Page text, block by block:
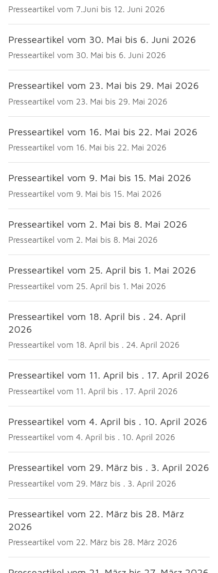
KONTAKT
DRUCKEN
LOGIN
Presseartikel vom 7.Juni bis 12. Juni 2026
Presseartikel vom 30. Mai bis 6. Juni 2026
Presseartikel vom 30. Mai bis 6. Juni 2026
Presseartikel vom 23. Mai bis 29. Mai 2026
Presseartikel vom 23. Mai bis 29. Mai 2026
Presseartikel vom 16. Mai bis 22. Mai 2026
Presseartikel vom 16. Mai bis 22. Mai 2026
Presseartikel vom 9. Mai bis 15. Mai 2026
Presseartikel vom 9. Mai bis 15. Mai 2026
Presseartikel vom 2. Mai bis 8. Mai 2026
Presseartikel vom 2. Mai bis 8. Mai 2026
Presseartikel vom 25. April bis 1. Mai 2026
Presseartikel vom 25. April bis 1. Mai 2026
Presseartikel vom 18. April bis . 24. April
2026
Presseartikel vom 18. April bis . 24. April 2026
Presseartikel vom 11. April bis . 17. April 2026
Presseartikel vom 11. April bis . 17. April 2026
Presseartikel vom 4. April bis . 10. April 2026
Presseartikel vom 4. April bis . 10. April 2026
Presseartikel vom 29. März bis . 3. April 2026
Presseartikel vom 29. März bis . 3. April 2026
Presseartikel vom 22. März bis 28. März
2026
Presseartikel vom 22. März bis 28. März 2026